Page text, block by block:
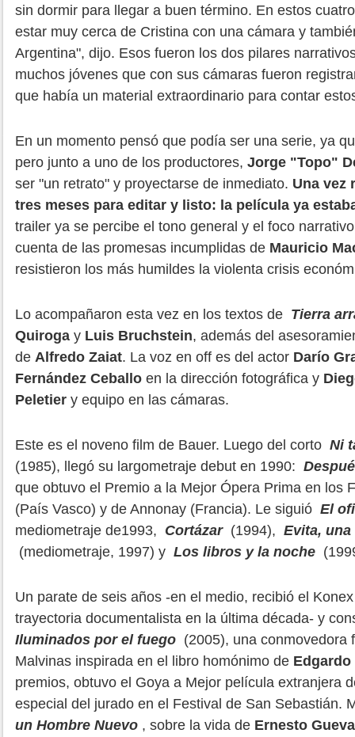
sin dormir para llegar a buen término. En estos
estar muy cerca de Cristina con una cámara y
Argentina", dijo. Esos fueron los dos pilares
muchos jóvenes que con sus cámaras fueron
que había un material extraordinario para contar
En un momento pensó que podía ser una serie, ya
pero junto a uno de los productores, Jorge "Topo"
ser "un retrato" y proyectarse de inmediato. Una vez
tres meses para editar y listo: la película ya
trailer ya se percibe el tono general y el foco
cuenta de las promesas incumplidas de Mauricio
resistieron los más humildes la violenta crisis
Lo acompañaron esta vez en los textos de Tierra
Quiroga y Luis Bruchstein, además del
de Alfredo Zaiat. La voz en off es del actor Darío
Fernández Ceballo en la dirección fotográfica y
Peletier y equipo en las cámaras.
Este es el noveno film de Bauer. Luego del corto Ni
(1985), llegó su largometraje debut en 1990:
que obtuvo el Premio a la Mejor Ópera Prima en los
(País Vasco) y de Annonay (Francia). Le siguió El
mediometraje de1993, Cortázar (1994), Evita,
(mediometraje, 1997) y Los libros y la noche
Un parate de seis años -en el medio, recibió el
trayectoria documentalista en la última década- y
Iluminados por el fuego (2005), una conmovedora
Malvinas inspirada en el libro homónimo de Edgardo
premios, obtuvo el Goya a Mejor película extranjera
especial del jurado en el Festival de San Sebastián.
un Hombre Nuevo , sobre la vida de Ernesto